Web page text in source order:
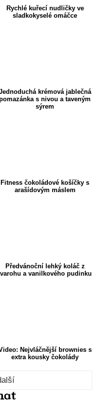
Rychlé kuřecí nudličky ve
sladkokyselé omáčce
krémová jablečná
s nivou a taveným
sýrem
Fitness čokoládové košíčky s
arašídovým máslem
Předvánoční lehký koláč z
a vanilkového pudinku
Nejvláčnější brownies s
extra kousky čokolády